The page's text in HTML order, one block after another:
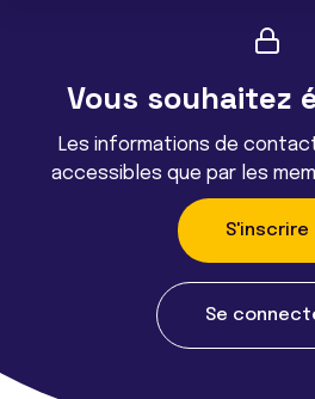
Vous souhaitez
Les informations de
accessibles que par les
S'inscrire
Se